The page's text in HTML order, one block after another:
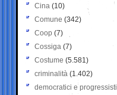
Cina (10)
Comune (342)
Coop (7)
Cossiga (7)
Costume (5.581)
criminalità (1.402)
democratici e progressisti